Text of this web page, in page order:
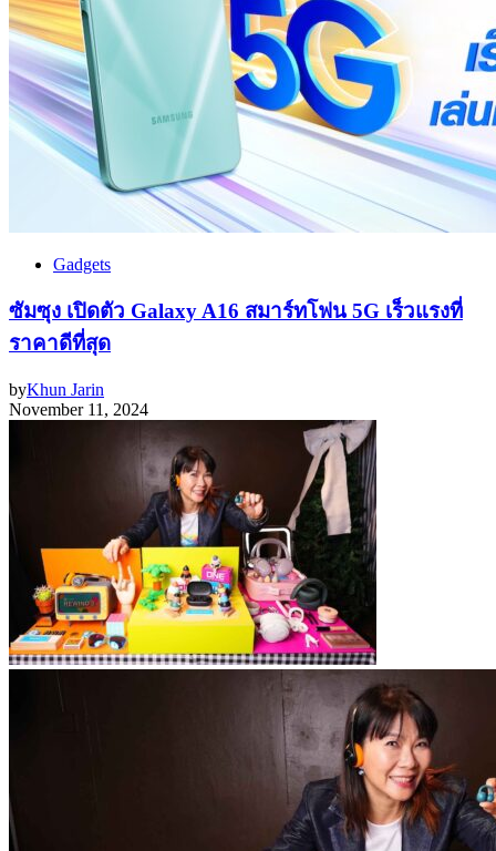
Gadgets
ซัมซุง เปิดตัว Galaxy A16 สมาร์ทโฟน 5G เร็วแรงที่
ราคาดีที่สุด
byKhun Jarin
November 11, 2024